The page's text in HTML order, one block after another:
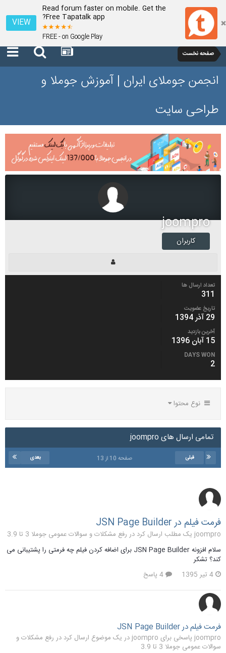
Read forum faster on mobile. Get the
Free Tapatalk app?
FREE - on Google Play
VIEW
صفحه نخست
انجمن جوملای ایران | آموزش جوملا و
طراحی سایت
joompro
کاربران
تعداد ارسال ها
311
تاریخ عضویت
29 آذر 1394
آخرین بازدید
15 آبان 1396
DAYS WON
2
نوع محتوا
تمامی ارسال های joompro
قبلی بعدی صفحه 10 از 13
فرمت فیلم در JSN Page Builder
joompro یک مطلب ارسال کرد در
رفع مشکلات و سوالات عمومی جوملا 3 تا 3.9
سلام افزونه JSN Page Builder برای اضافه کردن فیلم چه فرمتی را پشتیبانی می
کند؟ تشکر
4 تیر 1395
فرمت فیلم در JSN Page Builder
joompro پاسخی برای joompro در یک موضوع ارسال کرد در
رفع مشکلات و
سوالات عمومی جوملا 3 تا 3.9